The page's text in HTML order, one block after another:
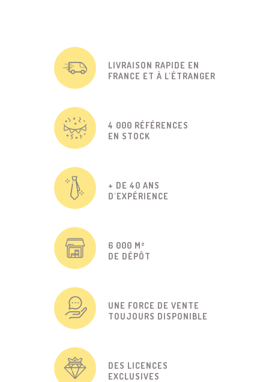
LIVRAISON RAPIDE EN
FRANCE ET À L'ÉTRANGER
4 000 RÉFÉRENCES
EN STOCK
+ DE 40 ANS
D'EXPÉRIENCE
6 000 M²
DE DÉPÔT
UNE FORCE DE VENTE
TOUJOURS DISPONIBLE
DES LICENCES
EXCLUSIVES